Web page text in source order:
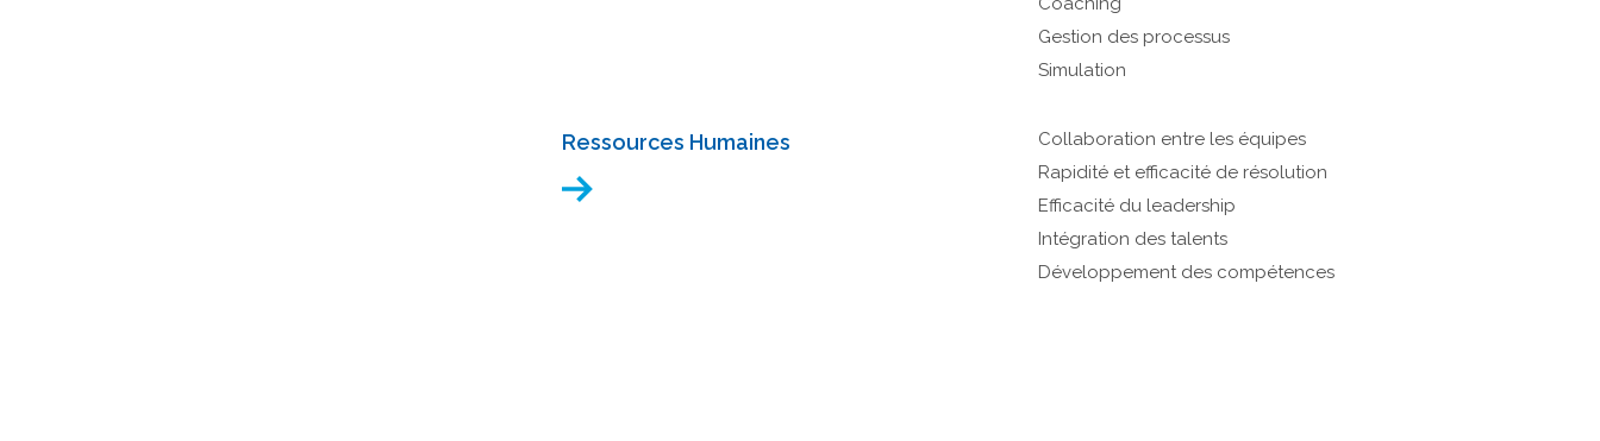
Gestion des processus
Simulation
Ressources Humaines
Collaboration entre les équipes
Rapidité et efficacité de résolution
Efficacité du leadership
Intégration des talents
Développement des compétences